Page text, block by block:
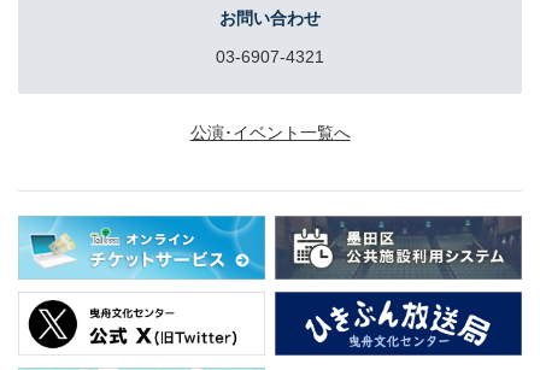
お問い合わせ
03-6907-4321
公演･イベント一覧へ